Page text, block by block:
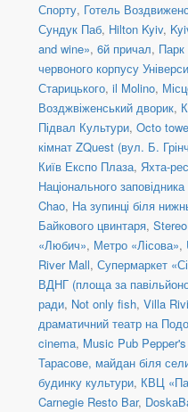
Спорту, Готель
Сундук Паб, Hilton Kyiv,
and wine», 6й причал, Парк
червоного корпусу
Старицького, il Molino,
Возджвіженський дворик,
Підвал Культури, Octo
кімнат ZQuest (вул. Б.
Київ Експо Плаза, Яхта-
Національного
Chao, На зупинці біля
Байкового цвинтаря,
«Любич», Метро «Лісова»,
River Mall, Супермаркет
ВДНГ (площа за
ради, Not only fish, Villa
драматичний театр на
cinema, Music Pub
Тарасове, майдан біля
будинку культури, КВЦ
Carnegie Resto Bar,